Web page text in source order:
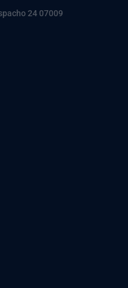
24 07009